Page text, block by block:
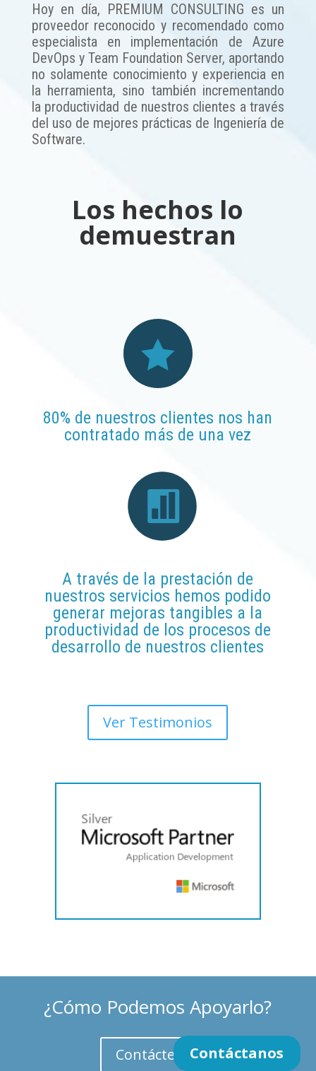
Hoy en día, PREMIUM CONSULTING es un
proveedor reconocido y recomendado como
especialista en implementación de Azure
DevOps y Team Foundation Server, aportando
no solamente conocimiento y experiencia en
la herramienta, sino también incrementando
la productividad de nuestros clientes a través
del uso de mejores prácticas de Ingeniería de
Software.
Los hechos lo
demuestran

80% de nuestros clientes nos han
contratado más de una vez
A través de la prestación de
nuestros servicios hemos podido
generar mejoras tangibles a la
productividad de los procesos de
desarrollo de nuestros clientes
Ver Testimonios
¿Cómo Podemos Apoyarlo?
ContáctenosContáctanos